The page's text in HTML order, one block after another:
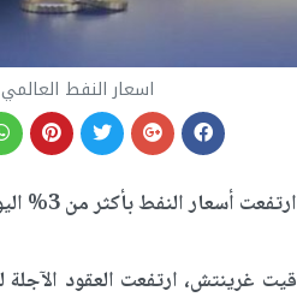
اسعار النفط العالمي
ارتفعت أسعار النفط بأكثر من 3% اليوم الخميس